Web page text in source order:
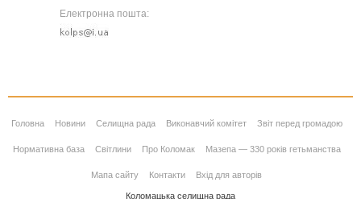
Електронна пошта:
Головна Новини Селищна рада Виконавчий комітет Звіт перед громадою
Нормативна база Світлини Про Коломак Мазепа — 330 років гетьманства
Мапа сайту Контакти Вхід для авторів
Коломацька селищна рада